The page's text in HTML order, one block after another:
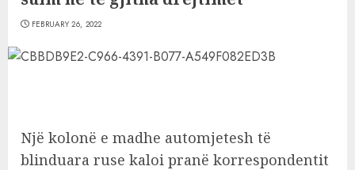
FEBRUARY 26, 2022
Një kolonë e madhe automjetesh të
blinduara ruse kaloi pranë korrespondentit